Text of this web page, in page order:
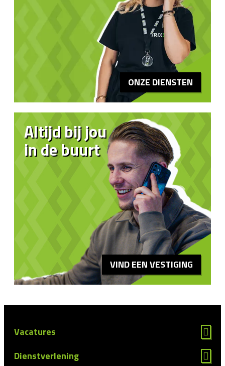
ONZE DIENSTEN
Altijd bij jou
in de buurt
VIND EEN VESTIGING
Vacatures
Dienstverlening